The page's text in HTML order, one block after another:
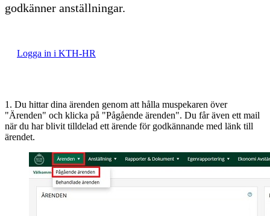
godkänner anställningar.
Logga in i KTH-HR
1. Du hittar dina ärenden genom att hålla muspekaren över
"Ärenden" och klicka på "Pågående ärenden". Du får även ett mail
när du har blivit tilldelad ett ärende för godkännande med länk till
ärendet.